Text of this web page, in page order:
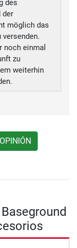
des
der
möglich das
zu
weiterhin